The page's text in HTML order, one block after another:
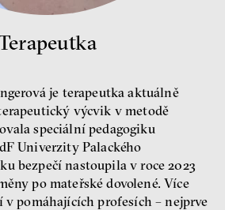
Fotogalerie IF 2025
je terapeutka aktuálně
výcvik v metodě
speciální pedagogiku
Univerzity Palackého
bezpečí nastoupila v roce 2023
po mateřské dovolené. Více
v pomáhajících profesích – nejprve